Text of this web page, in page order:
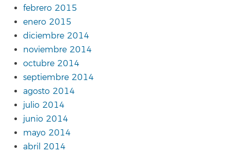
febrero 2015
enero 2015
diciembre 2014
noviembre 2014
octubre 2014
septiembre 2014
agosto 2014
julio 2014
junio 2014
mayo 2014
abril 2014